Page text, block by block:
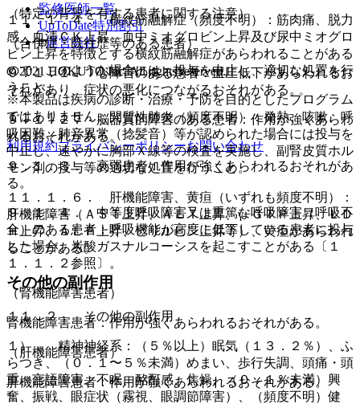
（特定の背景を有する患者に関する注意）
（合併症・既往歴等のある患者）
９．１．１． 心障害のある患者：血圧低下があらわれるお
それがあり、症状の悪化につながるおそれがある。
９．１．２． 脳器質的障害のある患者：作用が強くあらわ
れるおそれがある。
９．１．３． 衰弱患者：作用が強くあらわれるおそれがあ
る。
９．１．４． 中等度呼吸障害又は重篤な呼吸障害（呼吸不
全）のある患者：呼吸機能が高度に低下している患者に投与
した場合、炭酸ガスナルコーシスを起こすことがある〔１
１．１．２参照〕。
（腎機能障害患者）
腎機能障害患者：作用が強くあらわれるおそれがある。
（肝機能障害患者）
肝機能障害患者：作用が強くあらわれるおそれがある。
１１．１．４． 横紋筋融解症（頻度不明）：筋肉痛、脱力
感、血清ＣＫ上昇、血中ミオグロビン上昇及び尿中ミオグロ
ビン上昇を特徴とする横紋筋融解症があらわれることがある
ので、このような場合には、投与を中止し、適切な処置を行
うこと。
１１．１．５． 間質性肺炎（頻度不明）：発熱、咳嗽、呼
吸困難、肺音異常（捻髪音）等が認められた場合には投与を
中止し、速やかに胸部Ｘ線等の検査を実施し、副腎皮質ホル
モン剤の投与等の適切な処置を行うこと。
１１．１．６． 肝機能障害、黄疸（いずれも頻度不明）：
肝機能障害（ＡＳＴ上昇、ＡＬＴ上昇、γ−ＧＴＰ上昇、ＬＤ
Ｈ上昇、ＡＬＰ上昇、ビリルビン上昇等）、黄疸があらわれ
ることがある。
その他の副作用
１１．２． その他の副作用
１）． 精神神経系：（５％以上）眠気（１３．２％）、ふ
らつき、（０．１〜５％未満）めまい、歩行失調、頭痛・頭
重、言語障害、不眠、酩酊感、焦燥、（０．１％未満）興
奮、振戦、眼症状（霧視、眼調節障害）、（頻度不明）健
監修医師一覧
UpToDate特別割引
運営会社
© 2021 HOKUTO Inc. All rights reserved.
※本製品は疾病の診断・治療・予防を目的としたプログラム
ではありません。
利用規約プライバシーポリシーお問い合わせ